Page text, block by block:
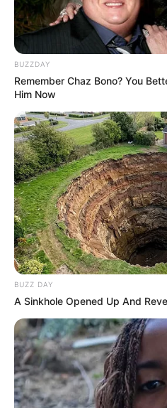
BUZZDAY
Remember Chaz Bono? You
Him Now
BUZZ DAY
A Sinkhole Opened Up And